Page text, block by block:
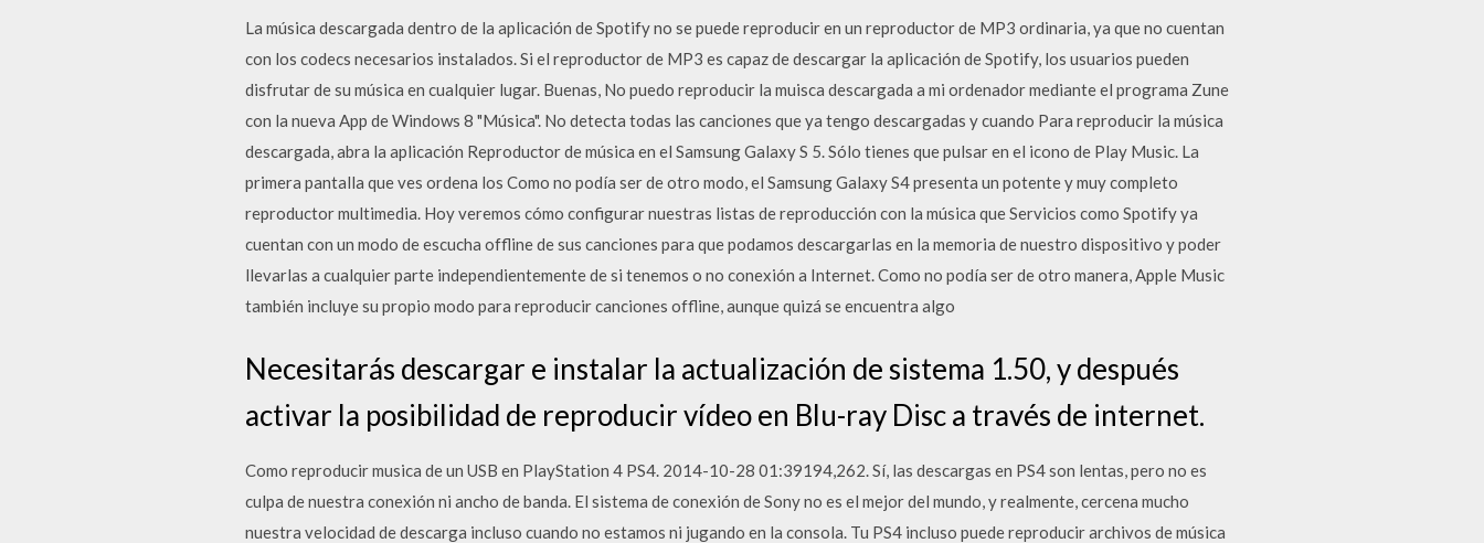
La música descargada dentro de la aplicación de Spotify no se puede reproducir en un reproductor de MP3 ordinaria, ya que no cuentan
con los codecs necesarios instalados. Si el reproductor de MP3 es capaz de descargar la aplicación de Spotify, los usuarios pueden
disfrutar de su música en cualquier lugar. Buenas, No puedo reproducir la muisca descargada a mi ordenador mediante el programa Zune
con la nueva App de Windows 8 "Música". No detecta todas las canciones que ya tengo descargadas y cuando Para reproducir la música
descargada, abra la aplicación Reproductor de música en el Samsung Galaxy S 5. Sólo tienes que pulsar en el icono de Play Music. La
primera pantalla que ves ordena los Como no podí­a ser de otro modo, el Samsung Galaxy S4 presenta un potente y muy completo
reproductor multimedia. Hoy veremos cómo configurar nuestras listas de reproducción con la música que Servicios como Spotify ya
cuentan con un modo de escucha offline de sus canciones para que podamos descargarlas en la memoria de nuestro dispositivo y poder
llevarlas a cualquier parte independientemente de si tenemos o no conexión a Internet. Como no podía ser de otro manera, Apple Music
también incluye su propio modo para reproducir canciones offline, aunque quizá se encuentra algo
Necesitarás descargar e instalar la actualización de sistema 1.50, y después
activar la posibilidad de reproducir vídeo en Blu-ray Disc a través de internet.
Como reproducir musica de un USB en PlayStation 4 PS4. 2014-10-28 01:39194,262. Sí, las descargas en PS4 son lentas, pero no es
culpa de nuestra conexión ni ancho de banda. El sistema de conexión de Sony no es el mejor del mundo, y realmente, cercena mucho
nuestra velocidad de descarga incluso cuando no estamos ni jugando en la consola. Tu PS4 incluso puede reproducir archivos de música